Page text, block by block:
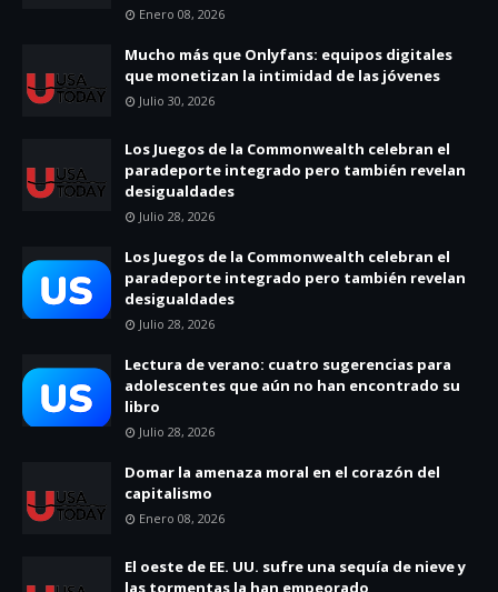
Enero 08, 2026
Mucho más que Onlyfans: equipos digitales
que monetizan la intimidad de las jóvenes
Julio 30, 2026
Los Juegos de la Commonwealth celebran el
paradeporte integrado pero también revelan
desigualdades
Julio 28, 2026
Los Juegos de la Commonwealth celebran el
paradeporte integrado pero también revelan
desigualdades
Julio 28, 2026
Lectura de verano: cuatro sugerencias para
adolescentes que aún no han encontrado su
libro
Julio 28, 2026
Domar la amenaza moral en el corazón del
capitalismo
Enero 08, 2026
El oeste de EE. UU. sufre una sequía de nieve y
las tormentas la han empeorado